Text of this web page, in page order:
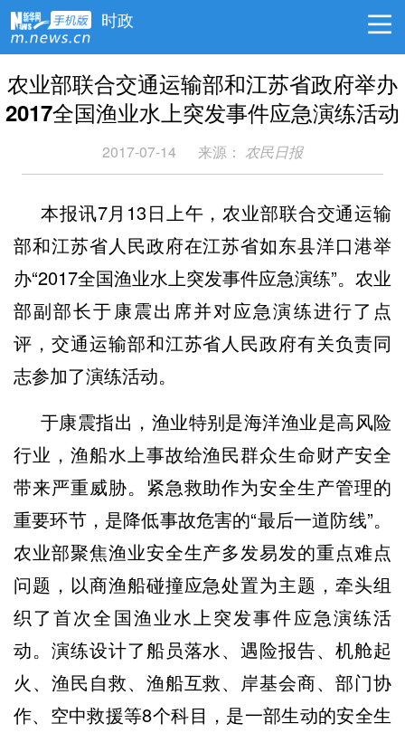
时政
农业部联合交通运输部和江苏省政府举办
2017全国渔业水上突发事件应急演练活动
2017-07-14 来源： 农民日报
本报讯7月13日上午，农业部联合交通运输
部和江苏省人民政府在江苏省如东县洋口港举
办“2017全国渔业水上突发事件应急演练”。农业
部副部长于康震出席并对应急演练进行了点
评，交通运输部和江苏省人民政府有关负责同
志参加了演练活动。
于康震指出，渔业特别是海洋渔业是高风险
行业，渔船水上事故给渔民群众生命财产安全
带来严重威胁。紧急救助作为安全生产管理的
重要环节，是降低事故危害的“最后一道防线”。
农业部聚焦渔业安全生产多发易发的重点难点
问题，以商渔船碰撞应急处置为主题，牵头组
织了首次全国渔业水上突发事件应急演练活
动。演练设计了船员落水、遇险报告、机舱起
火、渔民自救、渔船互救、岸基会商、部门协
作、空中救援等8个科目，是一部生动的安全生